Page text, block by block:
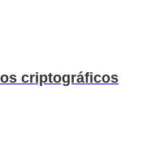
criptográficos